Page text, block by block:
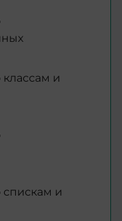
и
спискам и